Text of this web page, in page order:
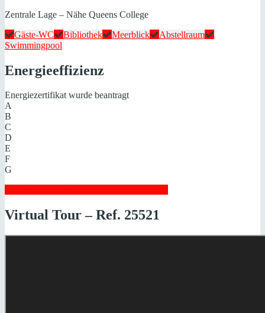
Zentrale Lage – Nähe Queens College
Gäste-WC
Bibliothek Meerblick
Abstellraum
Swimmingpool
Energieeffizienz
Energiezertifikat wurde beantragt
A
B
C
D
E
F
G
Virtual Tour – Ref. 25521